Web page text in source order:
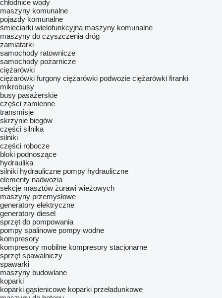
chłodnice wody
maszyny komunalne
pojazdy komunalne
śmieciarki wielofunkcyjna maszyny komunalne
maszyny do czyszczenia dróg
zamiatarki
samochody ratownicze
samochody pożarnicze
ciężarówki
ciężarówki furgony ciężarówki podwozie ciężarówki firanki
mikrobusy
busy pasażerskie
części zamienne
transmisje
skrzynie biegów
części silnika
silniki
części robocze
bloki podnoszące
hydraulika
silniki hydrauliczne pompy hydrauliczne
elementy nadwozia
sekcje masztów żurawi wieżowych
maszyny przemysłowe
generatory elektryczne
generatory diesel
sprzęt do pompowania
pompy spalinowe pompy wodne
kompresory
kompresory mobilne kompresory stacjonarne
sprzęt spawalniczy
spawarki
maszyny budowlane
koparki
koparki gąsienicowe koparki przeładunkowe